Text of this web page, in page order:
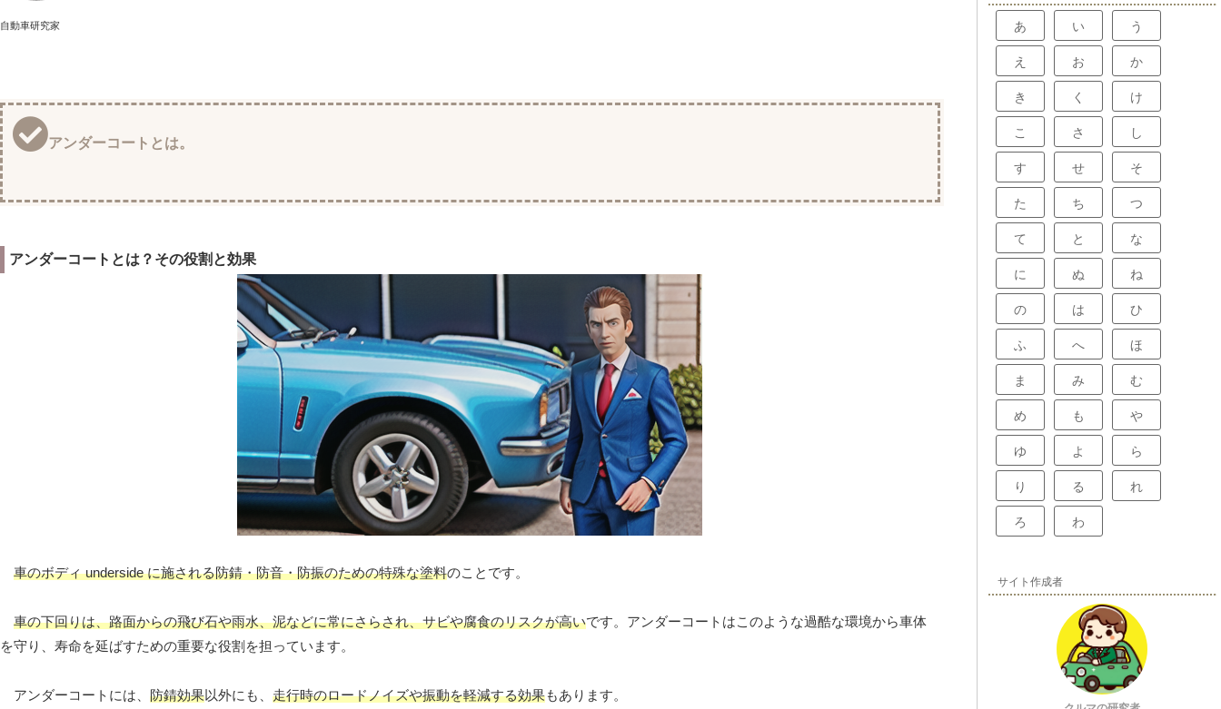
自動車研究家
アンダーコートとは。
アンダーコートとは？その役割と効果
車のボディ underside に施される防錆・防音・防振のための特殊な塗料のことです。
車の下回りは、路面からの飛び石や雨水、泥などに常にさらされ、サビや腐食のリスクが高いです。アンダーコートはこのような過酷な環境から車体
を守り、寿命を延ばすための重要な役割を担っています。
アンダーコートには、 防錆効果以外にも、 走行時のロードノイズや振動を軽減する効果もあります。
あ い う
え お か
き く け
こ さ し
す せ そ
た ち つ
て と な
に ぬ ね
の は ひ
ふ へ ほ
ま み む
め も や
ゆ よ ら
り る れ
ろ わ
サイト作成者